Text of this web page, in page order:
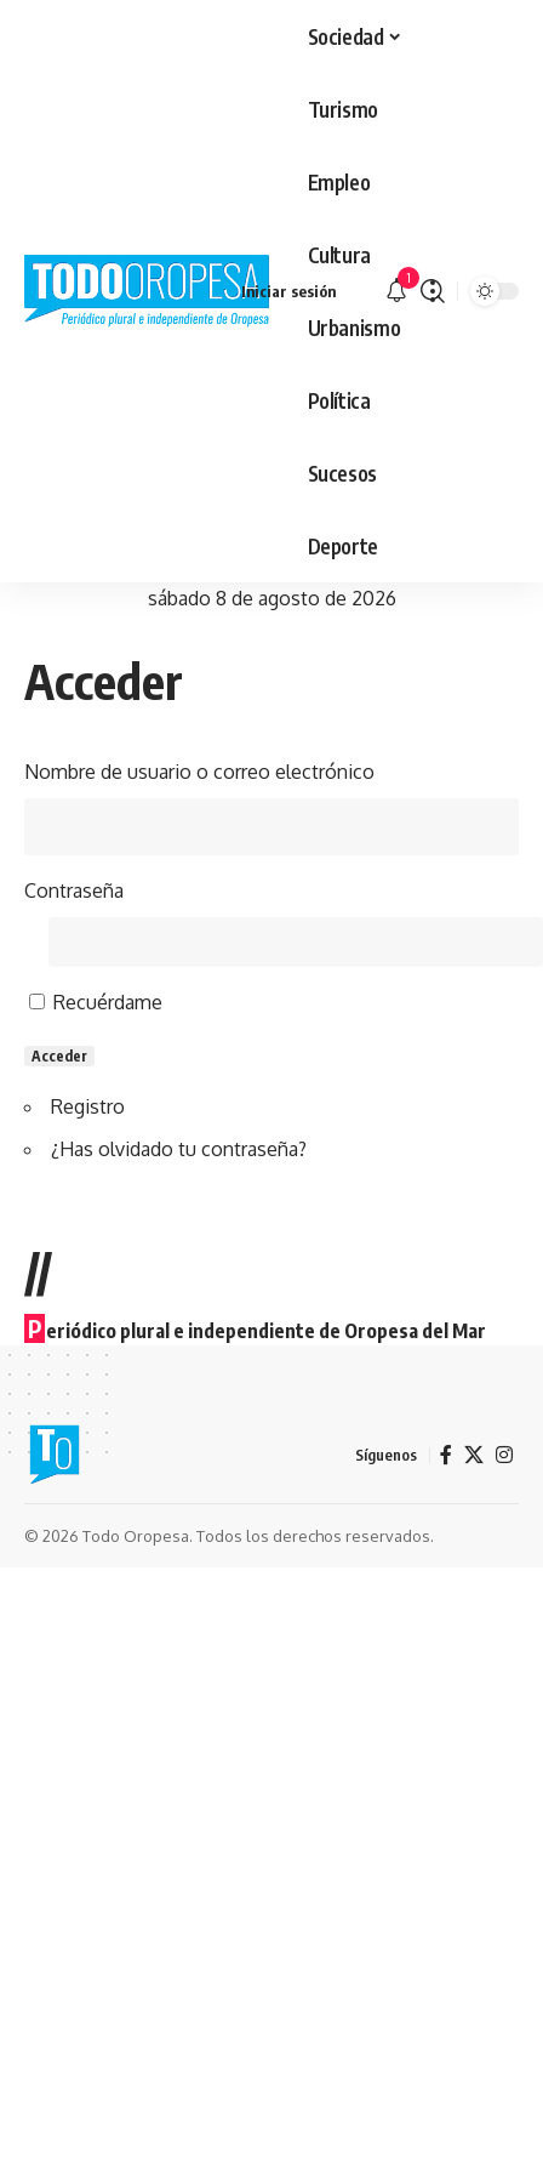
Sociedad
Turismo
Empleo
Cultura
Urbanismo
Política
Sucesos
Deporte
Iniciar sesión
1
sábado 8 de agosto de 2026
Acceder
Nombre de usuario o correo electrónico
Contraseña
Recuérdame
Acceder
Registro
¿Has olvidado tu contraseña?
//
P eriódico plural e independiente de Oropesa del Mar
Síguenos
© 2026 Todo Oropesa. Todos los derechos reservados.